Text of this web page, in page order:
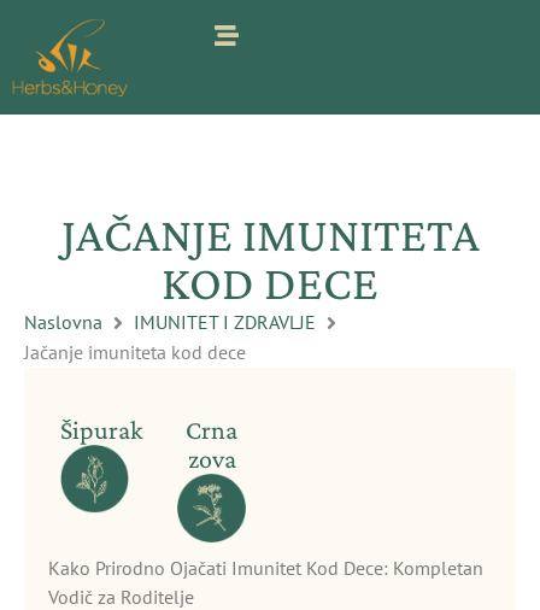
sadržaj
JAČANJE IMUNITETA
KOD DECE
Naslovna
IMUNITET I ZDRAVLJE
Jačanje imuniteta kod dece
Šipurak
Crna
zova
Kako Prirodno Ojačati Imunitet Kod Dece: Kompletan
Vodič za Roditelje